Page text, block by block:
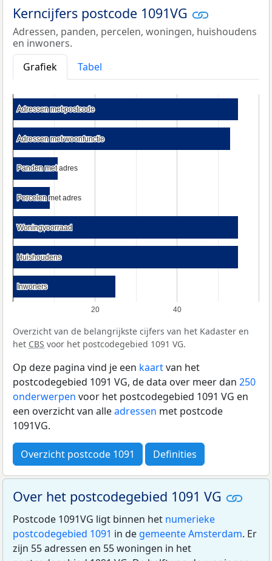
Kerncijfers postcode 1091VG
Adressen, panden, percelen, woningen, huishoudens
en inwoners.
Grafiek
Tabel
20 40
Adressen met postcode
Adressen met postcode
Adressen met woonfunctie
Adressen met woonfunctie
Panden met adres
Panden met adres
Percelen met adres
Percelen met adres
Woningvoorraad
Woningvoorraad
Huishoudens
Huishoudens
Inwoners
Inwoners
Overzicht van de belangrijkste cijfers van het Kadaster en
het CBS voor het postcodegebied 1091 VG.
Op deze pagina vind je een kaartvan het
postcodegebied 1091 VG, de data over meer dan 250
onderwerpen voor het postcodegebied 1091 VG en
een overzicht van alleadressen met postcode
1091VG.
Overzicht postcode 1091 Definities
Over het postcodegebied 1091 VG
Postcode 1091VG ligt binnen het numerieke
postcodegebied 1091 in de gemeente Amsterdam. Er
zijn 55 adressen en 55 woningen in het